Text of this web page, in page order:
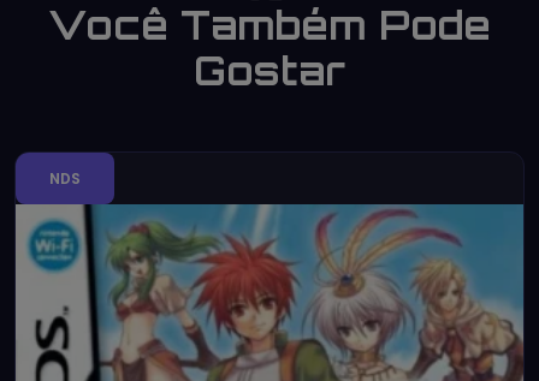
Você Também Pode
Gostar
NDS